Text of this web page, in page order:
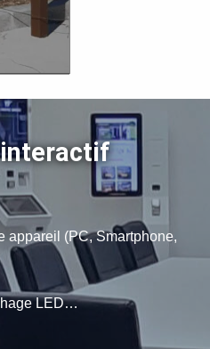
interactif
appareil (PC, Smartphone,
LED…